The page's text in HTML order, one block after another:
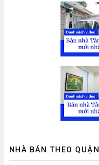
NHÀ BÁN THEO QUẬN